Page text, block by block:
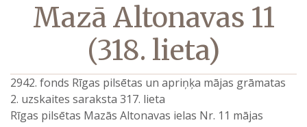
Mazā Altonavas 11
(318. lieta)
2942. fonds Rīgas pilsētas un apriņķa mājas grāmatas
2. uzskaites saraksta 317. lieta
Rīgas pilsētas Mazās Altonavas ielas Nr. 11 mājas